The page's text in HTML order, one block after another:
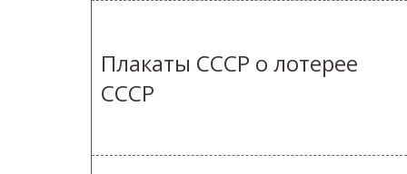
Плакаты СССР о лотерее
СССР